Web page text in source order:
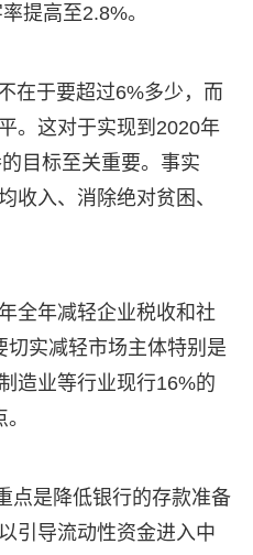
提高至2.8%。
在于要超过6%多少，而
。这对于实现到2020年
目标至关重要。事实
收入、消除绝对贫困、
全年减轻企业税收和社
实减轻市场主体特别是
造业等行业现行16%的
点是降低银行的存款准备
引导流动性资金进入中